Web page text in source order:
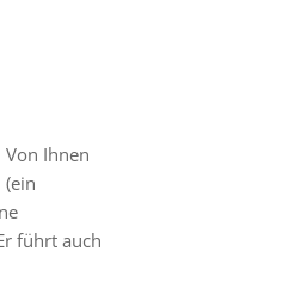
Ihnen
führt auch